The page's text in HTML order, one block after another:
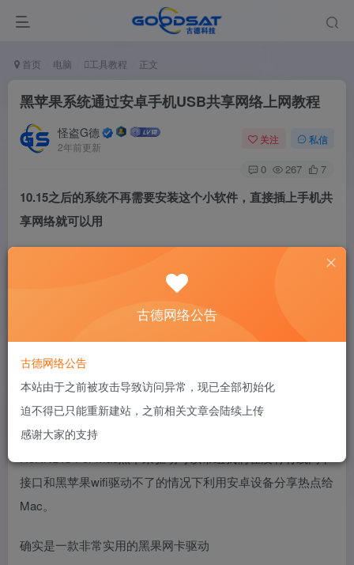
首页 电脑 工具教程 正文
黑苹果系统通过安卓手机USB共享网络上网教程
怪盗G德
2年前更新
关注 私信
0 267 7
10.15之后的系统不再需要安装这个小软件，直接插上手机共
享网络就可以用
10.14之前的系统需要下载，安装后插上手机就可以共享USB
HoRNDIS For Mac是一款让你的Android设备USB网络共享
Mac驱动，很多时候编安装黑苹果系统的时候经常遇到一些
用户笔记本安装黑苹果因无线不能驱动由没有网线接口，还
没有iPhone手机导致安装好了黑苹果wifi驱动不了，安卓手机
分享热点Mac系统又不能分享。
接口和黑苹果wifi驱动不了的情况下利用安卓设备分享热点给
Mac。
确实是一款非常实用的黑果网卡驱动
古德网络公告
古德网络公告
本站由于之前被攻击导致访问异常，现已全部初始化
迫不得已只能重新建站，之前相关文章会陆续上传
感谢大家的支持